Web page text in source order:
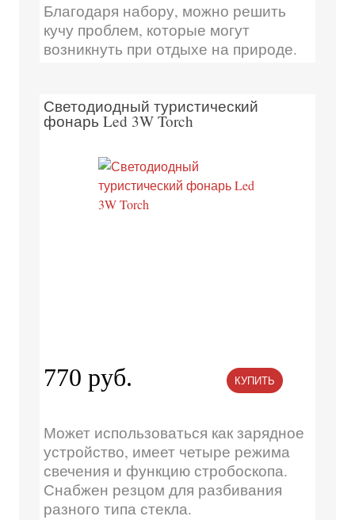
Благодаря набору, можно решить
кучу проблем, которые могут
возникнуть при отдыхе на природе.
Светодиодный туристический
фонарь Led 3W Torch
770 руб. КУПИТЬ
Может использоваться как зарядное
устройство, имеет четыре режима
свечения и функцию стробоскопа.
Снабжен резцом для разбивания
разного типа стекла.